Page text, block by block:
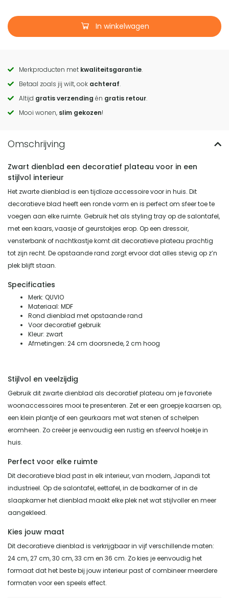
In winkelwagen
Call
to
actions
Merkproducten met kwaliteitsgarantie.
Betaal zoals jij wilt, ook achteraf.
Altijd gratis verzending én gratis retour.
Mooi wonen, slim gekozen!
Zwart dienblad een decoratief plateau voor in een
stijlvol interieur
Het zwarte dienblad is een tijdloze accessoire voor in huis. Dit
decoratieve blad heeft een ronde vorm en is perfect om sfeer toe te
voegen aan elke ruimte. Gebruik het als styling tray op de salontafel,
met een kaars, vaasje of geurstokjes erop. Op een dressoir,
vensterbank of nachtkastje komt dit decoratieve plateau prachtig
tot zijn recht. De opstaande rand zorgt ervoor dat alles stevig op z’n
plek blijft staan.
Specificaties
Merk: QUVIO
Materiaal: MDF
Rond dienblad met opstaande rand
Voor decoratief gebruik
Kleur: zwart
Afmetingen: 24 cm doorsnede, 2 cm hoog
Stijlvol en veelzijdig
Gebruik dit zwarte dienblad als decoratief plateau om je favoriete
woonaccessoires mooi te presenteren. Zet er een groepje kaarsen op,
een klein plantje of een geurkaars met wat stenen of schelpen
eromheen. Zo creëer je eenvoudig een rustig en sfeervol hoekje in
huis.
Perfect voor elke ruimte
Dit decoratieve blad past in elk interieur, van modern, Japandi tot
industrieel. Op de salontafel, eettafel, in de badkamer of in de
slaapkamer het dienblad maakt elke plek net wat stijlvoller en meer
aangekleed.
Kies jouw maat
Dit decoratieve dienblad is verkrijgbaar in vijf verschillende maten:
24 cm, 27 cm, 30 cm, 33 cm en 36 cm. Zo kies je eenvoudig het
formaat dat het beste bij jouw interieur past of combineer meerdere
formaten voor een speels effect.